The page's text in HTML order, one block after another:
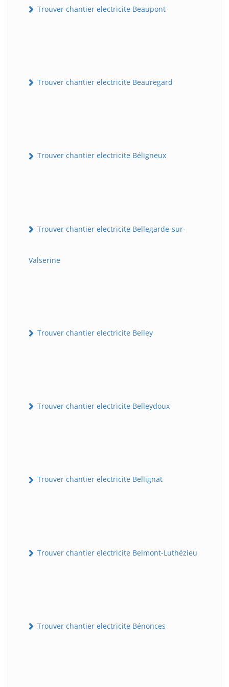
Trouver chantier electricite Beaupont
Trouver chantier electricite Beauregard
Trouver chantier electricite Béligneux
Trouver chantier electricite Bellegarde-sur-
Valserine
Trouver chantier electricite Belley
Trouver chantier electricite Belleydoux
Trouver chantier electricite Bellignat
Trouver chantier electricite Belmont-Luthézieu
Trouver chantier electricite Bénonces